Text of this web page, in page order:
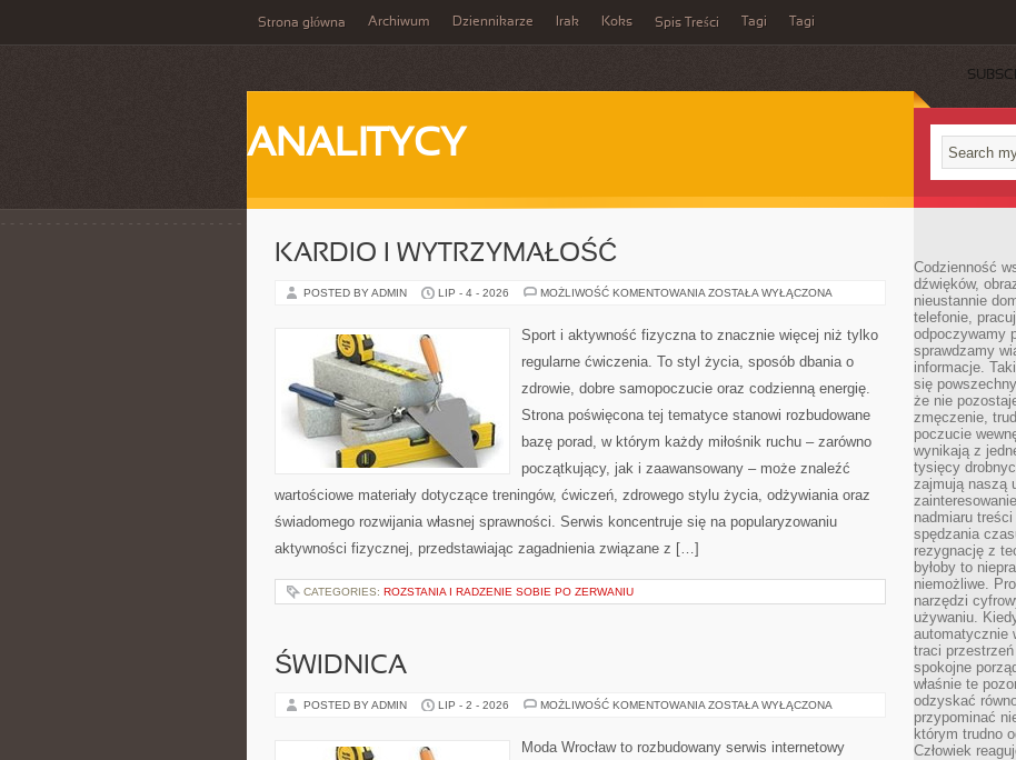
Strona główna Archiwum Dziennikarze Irak Koks Spis Treści Tagi Tagi
ANALITYCY
KARDIO I WYTRZYMAŁOŚĆ
POSTED BY ADMIN LIP - 4 - 2026 MOŻLIWOŚĆ KOMENTOWANIA KARDIO
ZOSTAŁA WYŁĄCZONA
Sport i aktywność fizyczna to znacznie więcej niż tylko
regularne ćwiczenia. To styl życia, sposób dbania o
zdrowie, dobre samopoczucie oraz codzienną energię.
Strona poświęcona tej tematyce stanowi rozbudowane
bazę porad, w którym każdy miłośnik ruchu – zarówno
początkujący, jak i zaawansowany – może znaleźć
wartościowe materiały dotyczące treningów, ćwiczeń, zdrowego stylu życia, odżywiania oraz
świadomego rozwijania własnej sprawności. Serwis koncentruje się na popularyzowaniu
aktywności fizycznej, przedstawiając zagadnienia związane z […]
CATEGORIES: ROZSTANIA I RADZENIE SOBIE PO ZERWANIU
ŚWIDNICA
POSTED BY ADMIN LIP - 2 - 2026 MOŻLIWOŚĆ KOMENTOWANIA ŚWIDNICA
ZOSTAŁA WYŁĄCZONA
Moda Wrocław to rozbudowany serwis internetowy
Codzienność
dźwięków,
nieustannie
telefonie,
odpoczywamy
sprawdzamy
informacje.
się
że nie
zmęczenie,
poczucie
wynikają z
tysięcy
zajmują naszą
nadmiaru
spędzania
rezygnację z
byłoby to
niemożliwe.
narzędzi
używaniu.
automatycznie
traci
spokojne
właśnie te
odzyskać
przypominać
którym trudno
Człowiek